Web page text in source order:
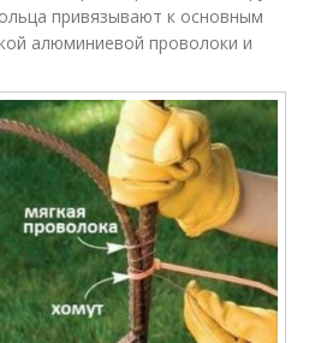
привязывают к основным
алюминиевой проволоки и